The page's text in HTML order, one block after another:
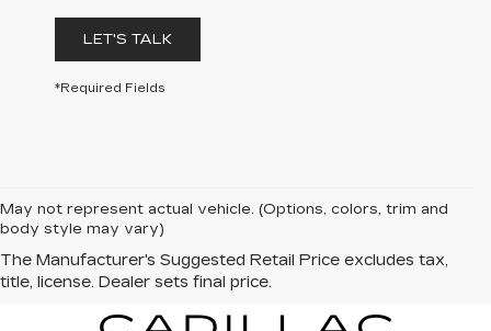
LET'S TALK
*Required Fields
May not represent actual vehicle. (Options, colors, trim and
body style may vary)